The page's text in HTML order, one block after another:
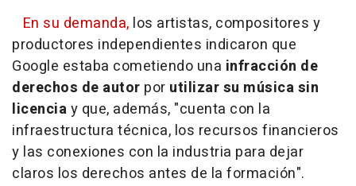
En su demanda, los artistas, compositores y
productores independientes indicaron que
Google estaba cometiendo una infracción de
derechos de autor por utilizar su música sin
licenciay que, además, "cuenta con la
infraestructura técnica, los recursos financieros
y las conexiones con la industria para dejar
claros los derechos antes de la formación".